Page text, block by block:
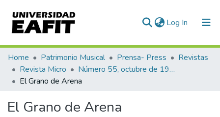
Log In (current)
Communities & Collections
All of DSpace
Home Patrimonio Musical Prensa- Press
Revistas
Revista Micro
Número 55, octubre de 1943
El Grano de Arena
El Grano de Arena